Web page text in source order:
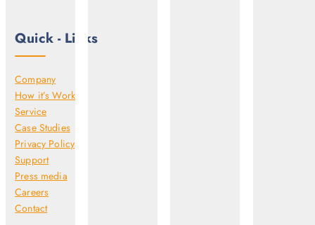
Quick - Links
Company
How it’s Work
Service
Case Studies
Privacy Policy
Support
Press media
Careers
Contact